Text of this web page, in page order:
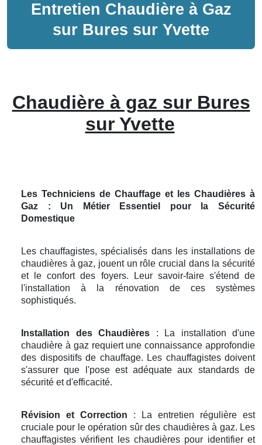
Entretien Chaudière à Gaz
sur Bures sur Yvette
Chaudière à gaz sur Bures
sur Yvette
Les Techniciens de Chauffage et les Chaudières à
Gaz : Un Métier Essentiel pour la Sécurité
Domestique
Les chauffagistes, spécialisés dans les installations de
chaudières à gaz, jouent un rôle crucial dans la sécurité
et le confort des foyers. Leur savoir-faire s'étend de
l'installation à la rénovation de ces systèmes
sophistiqués.
Installation des Chaudières : La installation d'une
chaudière à gaz requiert une connaissance approfondie
des dispositifs de chauffage. Les chauffagistes doivent
s'assurer que l'pose est adéquate aux standards de
sécurité et d'efficacité.
Révision et Correction : La entretien régulière est
cruciale pour le opération sûr des chaudières à gaz. Les
chauffagistes vérifient les chaudières pour identifier et